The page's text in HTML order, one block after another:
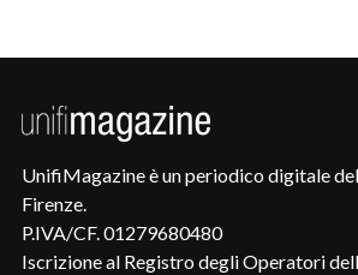
UnifiMagazine è un periodico digitale
Firenze.
P.IVA/CF. 01279680480
Iscrizione al Registro degli Operatori